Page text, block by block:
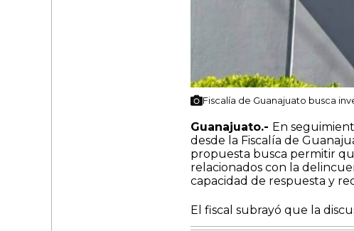
Fiscalía de Guanajuato busca
Guanajuato.- En
desde la Fiscalía de
propuesta busca permitir
relacionados con la
capacidad de respuesta y
El fiscal subrayó que la